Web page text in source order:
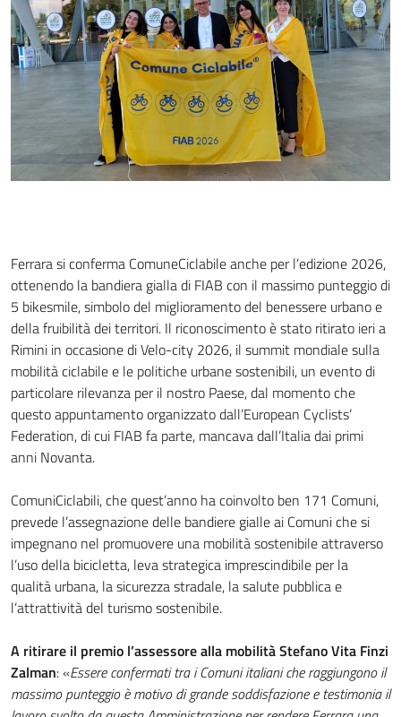
Ferrara si conferma ComuneCiclabile anche per l’edizione 2026,
ottenendo la bandiera gialla di FIAB con il massimo punteggio di
5 bikesmile, simbolo del miglioramento del benessere urbano e
della fruibilità dei territori. Il riconoscimento è stato ritirato ieri a
Rimini in occasione di Velo-city 2026, il summit mondiale sulla
mobilità ciclabile e le politiche urbane sostenibili, un evento di
particolare rilevanza per il nostro Paese, dal momento che
questo appuntamento organizzato dall’European Cyclists’
Federation, di cui FIAB fa parte, mancava dall’Italia dai primi
anni Novanta.
ComuniCiclabili, che quest’anno ha coinvolto ben 171 Comuni,
prevede l’assegnazione delle bandiere gialle ai Comuni che si
impegnano nel promuovere una mobilità sostenibile attraverso
l’uso della bicicletta, leva strategica imprescindibile per la
qualità urbana, la sicurezza stradale, la salute pubblica e
l’attrattività del turismo sostenibile.
A ritirare il premio l’assessore alla mobilità Stefano Vita Finzi
Zalman: «Essere confermati tra i Comuni italiani che raggiungono il
massimo punteggio è motivo di grande soddisfazione e testimonia il